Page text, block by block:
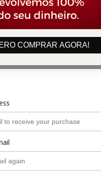
COMPRAR AGORA!
VETERINÁRIO
PORTAL JOVEM EMPREENDEDOR
applicable taxes. Click herefor more